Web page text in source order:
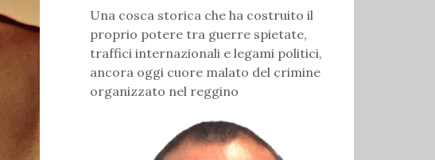
Una cosca storica che ha costruito il
proprio potere tra guerre spietate,
traffici internazionali e legami politici,
ancora oggi cuore malato del crimine
organizzato nel reggino